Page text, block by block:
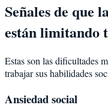
Señales de que
están limitando
Estas son las dificultades
trabajar sus habilidades
Ansiedad social